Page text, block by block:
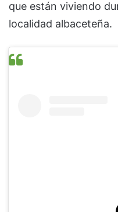
que están viviendo
localidad albaceteña.